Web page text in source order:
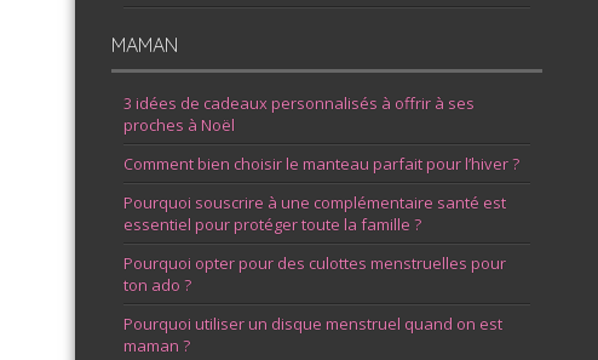
MAMAN
3 idées de cadeaux personnalisés à offrir à ses
proches à Noël
Comment bien choisir le manteau parfait pour l’hiver ?
Pourquoi souscrire à une complémentaire santé est
essentiel pour protéger toute la famille ?
Pourquoi opter pour des culottes menstruelles pour
ton ado ?
Pourquoi utiliser un disque menstruel quand on est
maman ?